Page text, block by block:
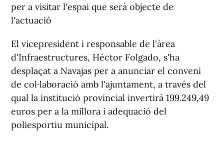
per a visitar l'espai que serà objecte de
l'actuació
El vicepresident i responsable de l'àrea
d'Infraestructures, Héctor Folgado, s'ha
desplaçat a Navajas per a anunciar el conveni
de col·laboració amb l'ajuntament, a través del
qual la institució provincial invertirà 199.249,49
euros per a la millora i adequació del
poliesportiu municipal.